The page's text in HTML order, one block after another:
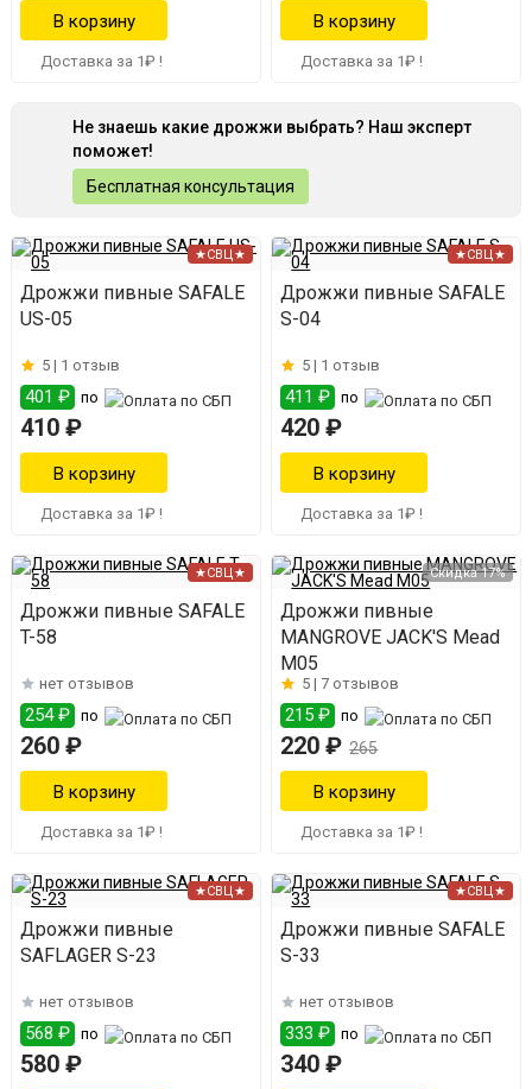
Доставка за 1₽ ! Доставка за 1₽ !
Не знаешь какие дрожжи выбрать? Наш эксперт
поможет!
Бесплатная консультация
★СВЦ★
Дрожжи пивные SAFALE
US-05
5 | 1 отзыв
401 ₽ по
410 ₽
Доставка за 1₽ !
★СВЦ★
Дрожжи пивные SAFALE
S-04
5 | 1 отзыв
411 ₽ по
420 ₽
Доставка за 1₽ !
★СВЦ★
Дрожжи пивные SAFALE
T-58
нет отзывов
254 ₽ по
260 ₽
Доставка за 1₽ !
Скидка 17%
Дрожжи пивные
MANGROVE JACK'S Mead
M05
5 |7 отзывов
215 ₽ по
220 ₽ 265
Доставка за 1₽ !
★СВЦ★
Дрожжи пивные
SAFLAGER S-23
нет отзывов
568 ₽ по
580 ₽
★СВЦ★
Дрожжи пивные SAFALE
S-33
нет отзывов
333 ₽ по
340 ₽